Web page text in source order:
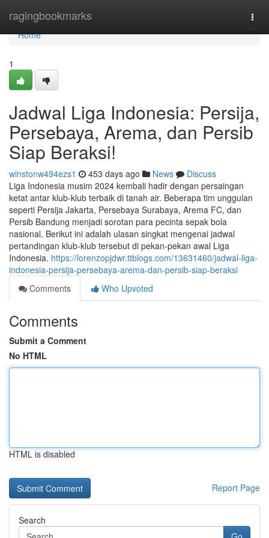
ragingbookmarks
Home
Home
1
Jadwal Liga Indonesia: Persija,
Persebaya, Arema, dan Persib
Siap Beraksi!
winstonw494ezs1 453 days ago News
Discuss
Liga Indonesia musim 2024 kembali hadir dengan persaingan
ketat antar klub-klub terbaik di tanah air. Beberapa tim unggulan
seperti Persija Jakarta, Persebaya Surabaya, Arema FC, dan
Persib Bandung menjadi sorotan para pecinta sepak bola
nasional. Berikut ini adalah ulasan singkat mengenai jadwal
pertandingan klub-klub tersebut di pekan-pekan awal Liga
Indonesia. https://lorenzopjdwr.ttblogs.com/13631460/jadwal-liga-
indonesia-persija-persebaya-arema-dan-persib-siap-beraksi
Comments
Who Upvoted
Comments
Submit a Comment
No HTML
HTML is disabled
Report Page
Search